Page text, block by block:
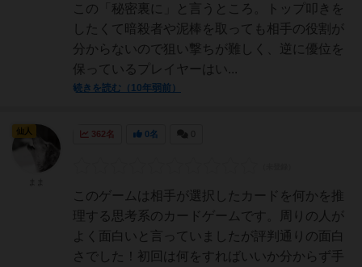
この「秘密裏に」と言うところ。トップ叩きを
したくて暗殺者や泥棒を取っても相手の役割が
分からないので狙い撃ちが難しく、逆に優位を
保っているプレイヤーはい...
続きを読む（10年弱前）
362名 0名
このゲームは相手が選択したカードを何かを推
理する思考系のカードゲームです。周りの人が
よく面白いと言っていましたが評判通りの面白
さでした！初回は何をすればいいか分からず手
仙人